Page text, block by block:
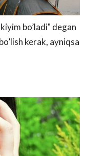
bo’ladi" degan
kerak, ayniqsa